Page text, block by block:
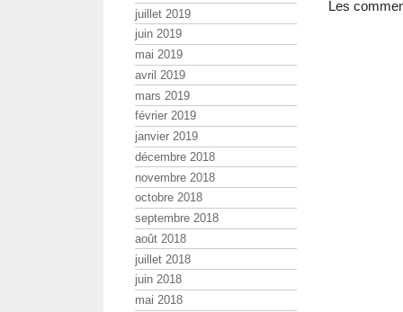
Les
juillet 2019
juin 2019
mai 2019
avril 2019
mars 2019
février 2019
janvier 2019
décembre 2018
novembre 2018
octobre 2018
septembre 2018
août 2018
juillet 2018
juin 2018
mai 2018